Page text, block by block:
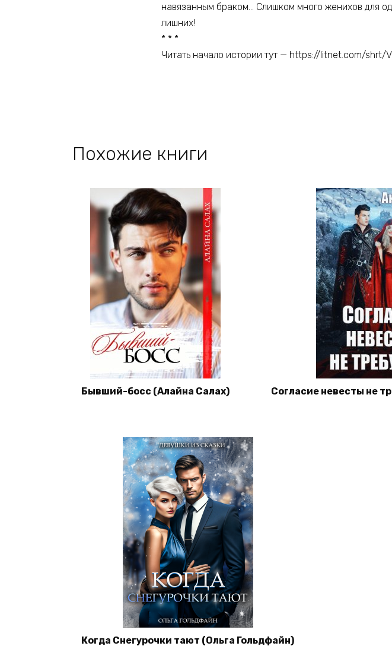
навязанным браком… Слишком много женихов для
лишних!
* * *
Читать начало истории тут — https://litnet.com/shrt/
Похожие книги
Бывший-босс (Алайна Салах) Согласие невесты не
Когда Снегурочки тают (Ольга Гольдфайн)